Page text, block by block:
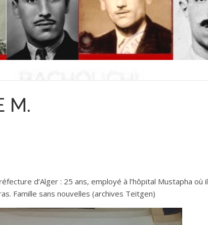
M.
d’Alger : 25 ans, employé à l’hôpital Mustapha où il
Famille sans nouvelles (archives Teitgen)